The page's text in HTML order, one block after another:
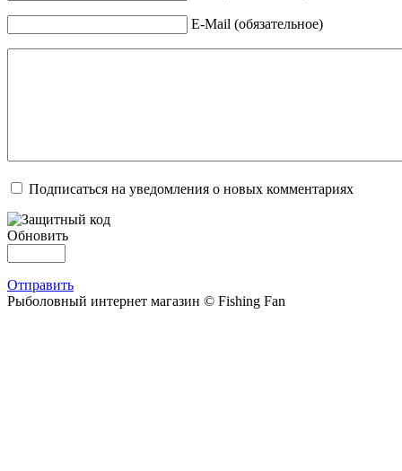
E-Mail (обязательное)
Подписаться на уведомления о новых комментариях
Обновить
Отправить
Рыболовный интернет магазин © Fishing Fan